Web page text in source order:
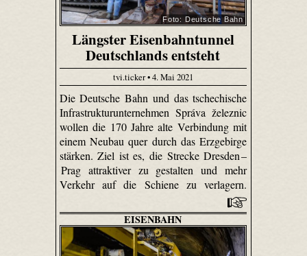
Foto: Deutsche Bahn
Längster Eisenbahntunnel
Deutschlands entsteht
tvi.ticker • 4. Mai 2021
Die Deutsche Bahn und das tschechische
Infrastrukturunternehmen Správa železnic
wollen die 170 Jahre alte Verbindung mit
einem Neubau quer durch das Erzgebirge
stärken. Ziel ist es, die Strecke Dresden –
Prag attraktiver zu gestalten und mehr
Verkehr auf die Schiene zu verlagern.
EISENBAHN